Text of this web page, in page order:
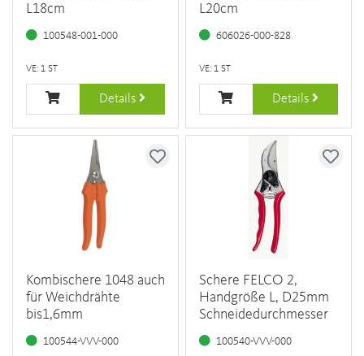
L18cm
100548-001-000
VE: 1 ST
Details
L20cm
606026-000-828
VE: 1 ST
Details
Kombischere 1048 auch
für Weichdrähte
bis1,6mm
100544-VVV-000
Schere FELCO 2,
Handgröße L, D25mm
Schneidedurchmesser
100540-VVV-000